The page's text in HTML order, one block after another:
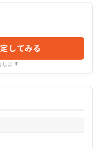
してみる
ます